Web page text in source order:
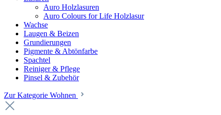
Auro Holzlasuren
Auro Colours for Life Holzlasur
Wachse
Laugen & Beizen
Grundierungen
Pigmente & Abtönfarbe
Spachtel
Reiniger & Pflege
Pinsel & Zubehör
Zur Kategorie Wohnen